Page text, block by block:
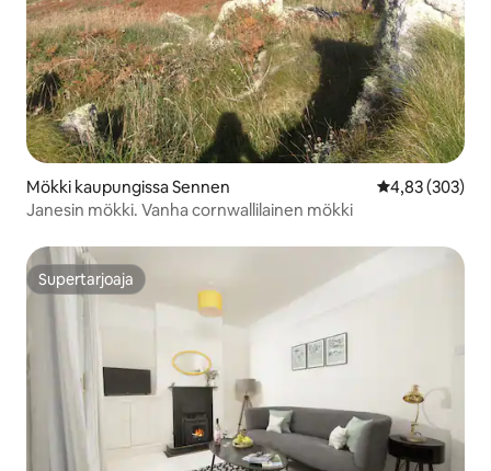
Mökki kaupungissa Sennen
4,83 (303)
Janesin mökki. Vanha cornwallilainen mökki
Supertarjoaja
Supertarjoaja